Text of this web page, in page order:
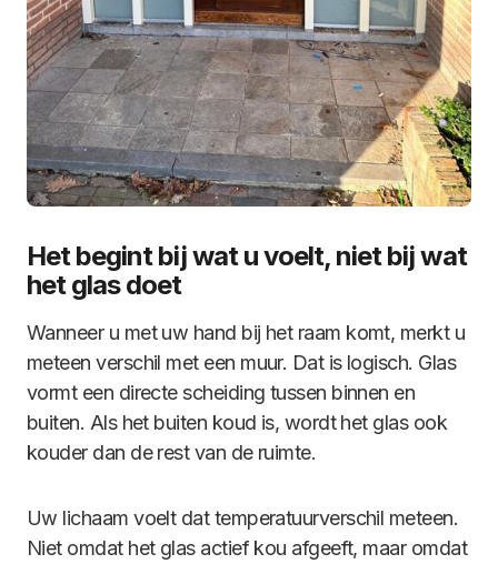
Het begint bij wat u voelt, niet bij wat
het glas doet
Wanneer u met uw hand bij het raam komt, merkt u
meteen verschil met een muur. Dat is logisch. Glas
vormt een directe scheiding tussen binnen en
buiten. Als het buiten koud is, wordt het glas ook
kouder dan de rest van de ruimte.
Uw lichaam voelt dat temperatuurverschil meteen.
Niet omdat het glas actief kou afgeeft, maar omdat